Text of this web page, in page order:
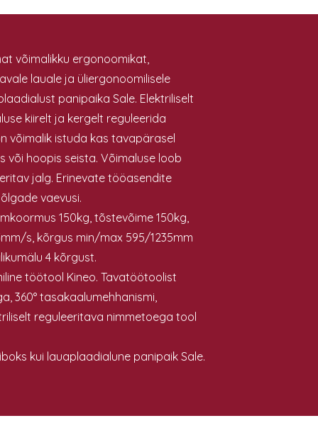
võimalikku ergonoomikat,
lauale ja üliergonoomilisele
panipaika Sale. Elektriliselt
kiirelt ja kergelt reguleerida
võimalik istuda kas tavapärasel
või hoopis seista. Võimaluse loob
jalg. Erinevate tööasendite
vaevusi.
150kg, tõstevõime 150kg,
s, kõrgus min/max 595/1235mm
4 kõrgust.
töötool Kineo. Tavatöötoolist
360° tasakaalumehhanismi,
reguleeritava nimmetoega tool
kui lauaplaadialune panipaik Sale.